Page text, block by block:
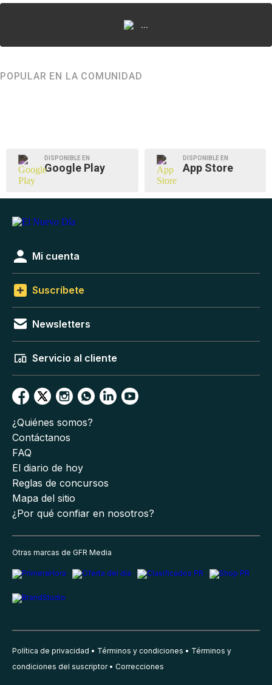
...
POPULAR EN LA COMUNIDAD
DISPONIBLE EN
Google Play
DISPONIBLE EN
App Store
Mi cuenta
Suscríbete
Newsletters
Servicio al cliente
¿Quiénes somos?
Contáctanos
FAQ
El diario de hoy
Reglas de concursos
Mapa del sitio
¿Por qué confiar en nosotros?
Otras marcas de GFR Media
Política de privacidad Términos y condiciones
Términos y
condiciones del suscriptor
Correcciones